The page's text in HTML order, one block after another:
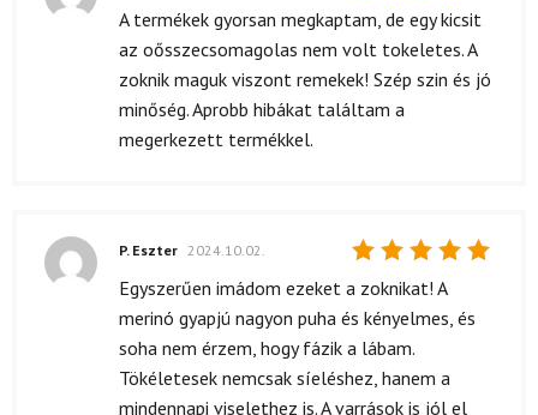
Értékelés:
/ 5
A termékek gyorsan megkaptam, de egy kicsit
az oősszecsomagolas nem volt tokeletes. A
zoknik maguk viszont remekek! Szép szin és jó
minőség. Aprobb hibákat találtam a
megerkezett termékkel.
Értékelés:
P. Eszter 2024.10.02.
Egyszerűen imádom ezeket a zoknikat! A
merinó gyapjú nagyon puha és kényelmes, és
soha nem érzem, hogy fázik a lábam.
Tökéletesek nemcsak síeléshez, hanem a
mindennapi viselethez is. A varrások is jól el